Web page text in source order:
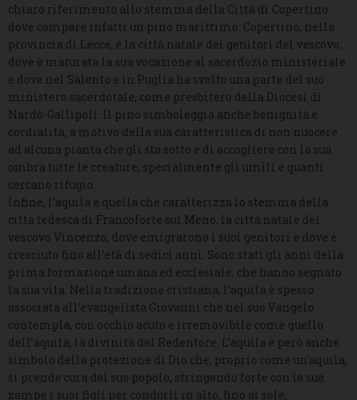
chiaro riferimento allo stemma della Città di Copertino
dove compare infatti un pino marittimo. Copertino, nella
provincia di Lecce, è la città natale dei genitori del vescovo,
dove è maturata la sua vocazione al sacerdozio ministeriale
e dove nel Salento e in Puglia ha svolto una parte del suo
ministero sacerdotale, come presbitero della Diocesi di
Nardò-Gallipoli. Il pino simboleggia anche benignità e
cordialità, a motivo della sua caratteristica di non nuocere
ad alcuna pianta che gli sta sotto e di accogliere con la sua
ombra tutte le creature, specialmente gli umili e quanti
cercano rifugio.
Infine, l’aquila è quella che caratterizza lo stemma della
città tedesca di Francoforte sul Meno, la città natale del
vescovo Vincenzo, dove emigrarono i suoi genitori e dove è
cresciuto fino all’età di sedici anni. Sono stati gli anni della
prima formazione umana ed ecclesiale, che hanno segnato
la sua vita. Nella tradizione cristiana, l’aquila è spesso
associata all’evangelista Giovanni che nel suo Vangelo
contempla, con occhio acuto e irremovibile come quello
dell’aquila, la divinità del Redentore. L’aquila è però anche
simbolo della protezione di Dio che, proprio come un’aquila,
si prende cura del suo popolo, stringendo forte con le sue
zampe i suoi figli per condurli in alto, fino al sole,